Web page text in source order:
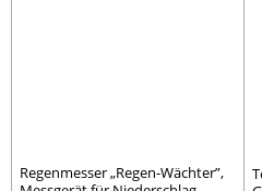
Regenmesser „Regen-Wächter”,